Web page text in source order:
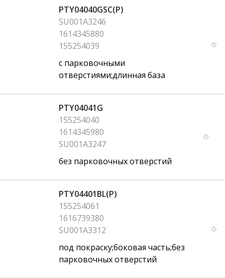
PTY04040GSC(P)
SU001A3246
1614345880
155254039
с парковочными
отверстиями;длинная база
PTY04041G
155254040
1614345980
SU001A3247
без парковочных отверстий
PTY04401BL(P)
155254061
1616739380
SU001A3312
под покраску;боковая часть;без
парковочных отверстий